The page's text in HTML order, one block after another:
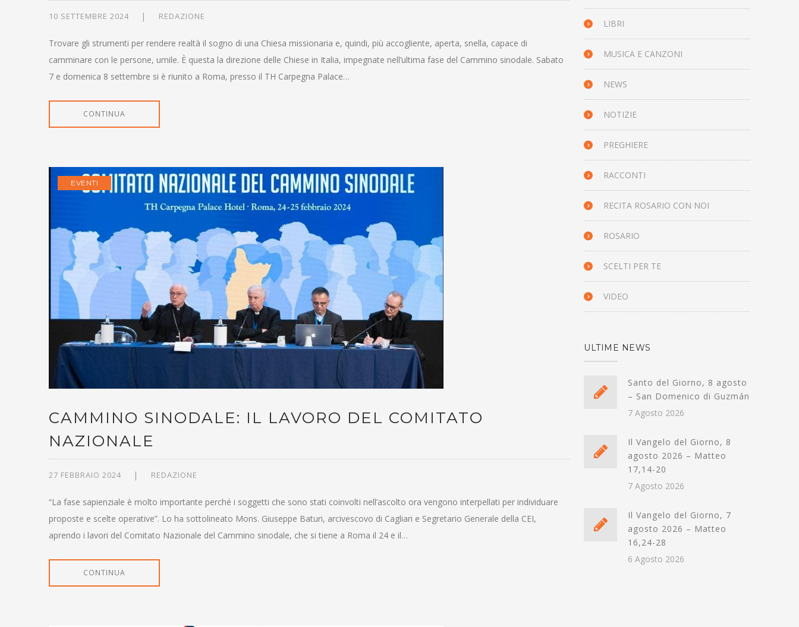
10 SETTEMBRE 2024 REDAZIONE
Trovare gli strumenti per rendere realtà il sogno di una Chiesa missionaria e, quindi, più accogliente, aperta, snella, capace di
camminare con le persone, umile. È questa la direzione delle Chiese in Italia, impegnate nell’ultima fase del Cammino sinodale. Sabato
7 e domenica 8 settembre si è riunito a Roma, presso il TH Carpegna Palace…
CONTINUA
EVENTI
CAMMINO SINODALE: IL LAVORO DEL COMITATO
NAZIONALE
27 FEBBRAIO 2024 REDAZIONE
“La fase sapienziale è molto importante perché i soggetti che sono stati coinvolti nell’ascolto ora vengono interpellati per individuare
proposte e scelte operative”. Lo ha sottolineato Mons. Giuseppe Baturi, arcivescovo di Cagliari e Segretario Generale della CEI,
aprendo i lavori del Comitato Nazionale del Cammino sinodale, che si tiene a Roma il 24 e il…
CONTINUA
LIBRI
MUSICA E CANZONI
NEWS
NOTIZIE
PREGHIERE
RACCONTI
RECITA ROSARIO CON NOI
ROSARIO
SCELTI PER TE
VIDEO
ULTIME NEWS
Santo del Giorno, 8 agosto
– San Domenico di Guzmán
7 Agosto 2026
Il Vangelo del Giorno, 8
agosto 2026 – Matteo
17,14-20
7 Agosto 2026
Il Vangelo del Giorno, 7
agosto 2026 – Matteo
16,24-28
6 Agosto 2026